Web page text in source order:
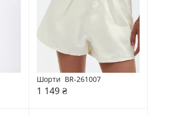
Шорти  BR-261007
1 149 ₴